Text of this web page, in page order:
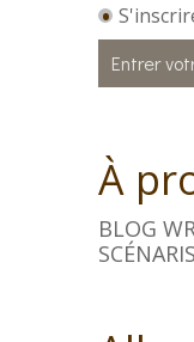
À
BLOG